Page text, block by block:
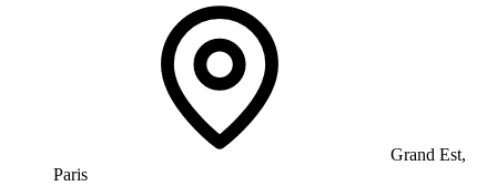
Grand Est,
Paris